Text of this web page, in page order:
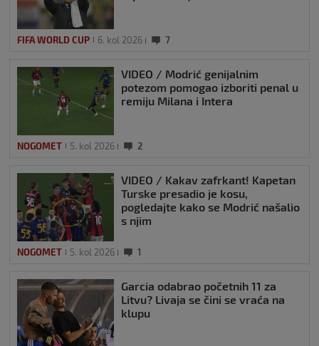
FIFA WORLD CUP 6. kol 2026 7
VIDEO / Modrić genijalnim
potezom pomogao izboriti penal u
remiju Milana i Intera
NOGOMET 5. kol 2026 2
VIDEO / Kakav zafrkant! Kapetan
Turske presadio je kosu,
pogledajte kako se Modrić našalio
s njim
NOGOMET 5. kol 2026 1
Garcia odabrao početnih 11 za
Litvu? Livaja se čini se vraća na
klupu